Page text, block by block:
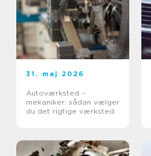
31. maj 2026
Autoværksted –
mekaniker: sådan vælger
du det rigtige værksted